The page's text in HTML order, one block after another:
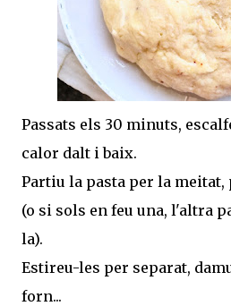
Passats els 30 minuts,
calor dalt i baix.
Partiu la pasta per la meitat,
(o si sols en feu una, l'altra
la).
Estireu-les per separat,
forn...